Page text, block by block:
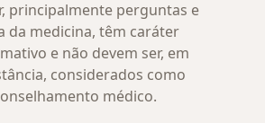
principalmente perguntas e
da medicina, têm caráter
e não devem ser, em
considerados como
médico.